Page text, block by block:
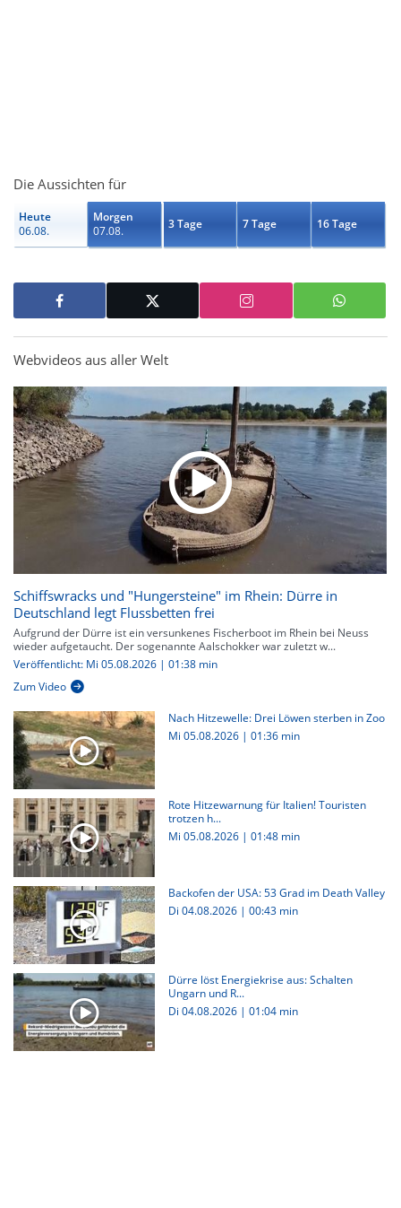
Die Aussichten für
Heute
06.08.
Morgen
07.08.
3 Tage 7 Tage 16 Tage
Webvideos aus aller Welt
Schiffswracks und "Hungersteine" im Rhein: Dürre in
Deutschland legt Flussbetten frei
Aufgrund der Dürre ist ein versunkenes Fischerboot im Rhein bei Neuss
wieder aufgetaucht. Der sogenannte Aalschokker war zuletzt w...
Veröffentlicht: Mi 05.08.2026 | 01:38 min
Zum Video
Nach Hitzewelle: Drei Löwen sterben in Zoo
Mi 05.08.2026 | 01:36 min
Rote Hitzewarnung für Italien! Touristen
trotzen h...
Mi 05.08.2026 | 01:48 min
Backofen der USA: 53 Grad im Death Valley
Di 04.08.2026 | 00:43 min
Dürre löst Energiekrise aus: Schalten
Ungarn und R...
Di 04.08.2026 | 01:04 min